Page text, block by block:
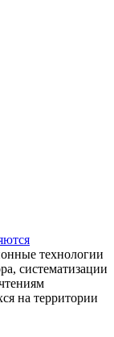
технологии
систематизации
на территории